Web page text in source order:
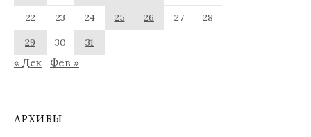
22
23 24 25 26 27
28
29
30 31
« Дек Фев »
АРХИВЫ